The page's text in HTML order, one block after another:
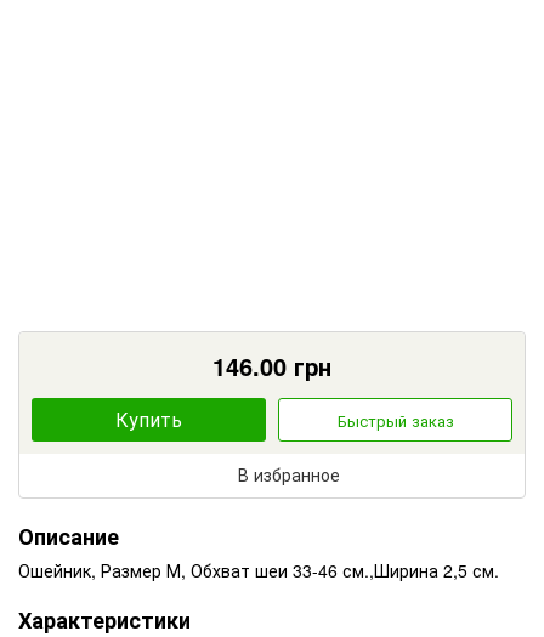
146.00 грн
Купить Быстрый заказ
В избранное
Описание
Ошейник, Размер М, Обхват шеи 33-46 см.,Ширина 2,5 см.
Характеристики